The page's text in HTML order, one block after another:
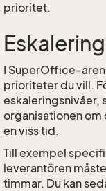
prioritet.
Eskalering
I SuperOffice-
prioriteter du vill.
eskaleringsnivåer,
organisationen om
en viss tid.
Till exempel
leverantören
timmar. Du kan